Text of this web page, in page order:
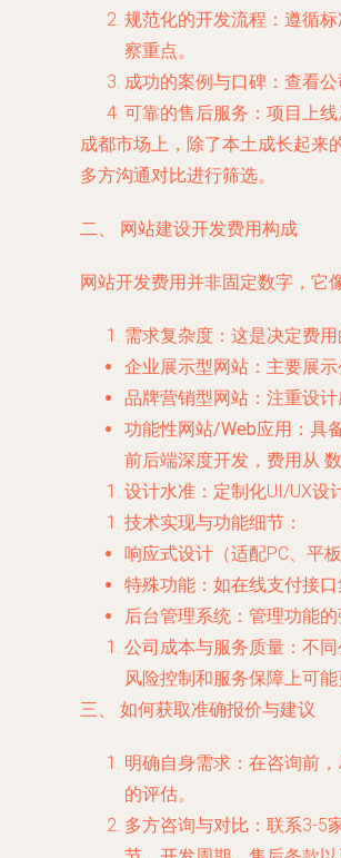
规范化的开发流程 ：遵循
察重点。
成功的案例与口碑 ：查看
可靠的售后服务 ：项目上
成都市场上，除了本土成长起来
多方沟通对比进行筛选。
二、 网站建设开发费用构成
网站开发费用并非固定数字，它
需求复杂度 ：这是决定费用
企业展示型网站 ：主要展
品牌营销型网站 ：注重设
功能性网站/Web应用 ：具
前后端深度开发，费用从
设计水准 ：定制化UI/UX
技术实现与功能细节 ：
响应式设计 （适配PC、平
特殊功能 ：如在线支付接
后台管理系统 ：管理功能
公司成本与服务质量 ：不
风险控制和服务保障上可能
三、 如何获取准确报价与建议
明确自身需求 ：在咨询前
的评估。
多方咨询与对比 ：联系3-5